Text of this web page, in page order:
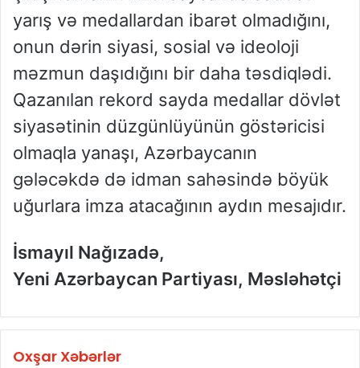
yarış və medallardan ibarət olmadığını,
onun dərin siyasi, sosial və ideoloji
məzmun daşıdığını bir daha təsdiqlədi.
Qazanılan rekord sayda medallar dövlət
siyasətinin düzgünlüyünün göstəricisi
olmaqla yanaşı, Azərbaycanın
gələcəkdə də idman sahəsində böyük
uğurlara imza atacağının aydın mesajıdır.
İsmayıl Nağızadə,
Yeni Azərbaycan Partiyası, Məsləhətçi
Oxşar Xəbərlər